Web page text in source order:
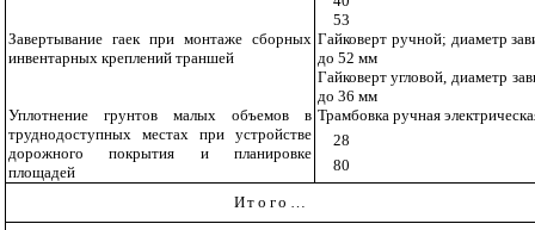
53
Завертывание гаек при монтаже сборных
инвентарных креплений траншей
Гайковерт ручной; диаметр
до 52 мм
Гайковерт угловой, диаметр
до 36 мм
Уплотнение грунтов малых объемов в
труднодоступных местах при устройстве
дорожного покрытия и планировке
площадей
Трамбовка ручная
28
80
Итого